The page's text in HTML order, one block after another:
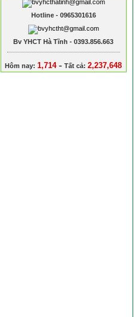
Hotline - 0965301616
Bv YHCT Hà Tĩnh - 0393.856.663
Hôm nay: 1,714- Tất cả: 2,237,648